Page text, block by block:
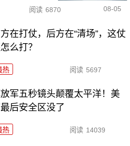
阅读 6870 08-05
在打仗，后方在“清场”，这仗
么打？
热 阅读 5697
军五秒镜头颠覆太平洋！美
后安全区没了
热 阅读 14039